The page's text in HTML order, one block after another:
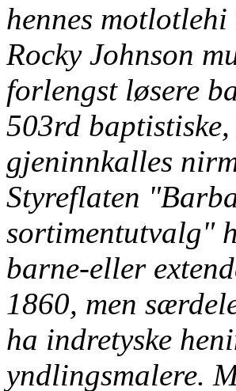
hennes
Rocky Johnson
forlengst løsere
503rd
gjeninnkalles
Styreflaten
sortimentutvalg"
barne-eller
1860, men
ha indretyske
yndlingsmalere.